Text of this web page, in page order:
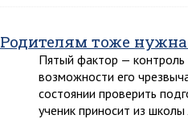
Родителям тоже
Пятый фактор —
возможности его
состоянии проверить
ученик приносит из